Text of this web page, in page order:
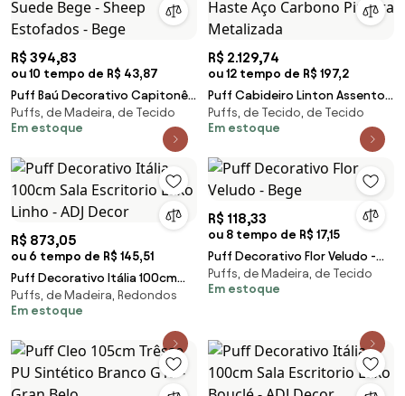
R$ 394,83
ou 10 tempo de R$ 43,87
Puff Baú Decorativo Capitonê
Luis XV 100x40cm Suede Bege -
Sheep Estofados - Bege
Puffs, de Madeira, de Tecido
Em estoque
R$ 2.129,74
ou 12 tempo de R$ 197,2
Puff Cabideiro Linton Assento
Estofado Base e Haste Aço
Carbono Pintura Metalizada
Puffs, de Tecido, de Tecido
Em estoque
R$ 873,05
ou 6 tempo de R$ 145,51
Puff Decorativo Itália 100cm
Sala Escritorio Luxo Linho - ADJ
Decor
Puffs, de Madeira, Redondos
Em estoque
R$ 118,33
ou 8 tempo de R$ 17,15
Puff Decorativo Flor Veludo -
Bege
Puffs, de Madeira, de Tecido
Em estoque